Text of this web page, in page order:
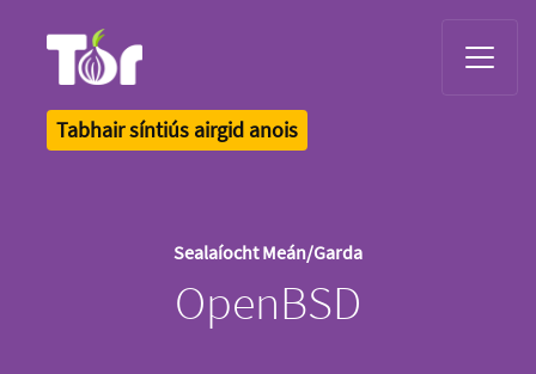
Tabhair síntiús airgid anois
Sealaíocht Meán/Garda
OpenBSD